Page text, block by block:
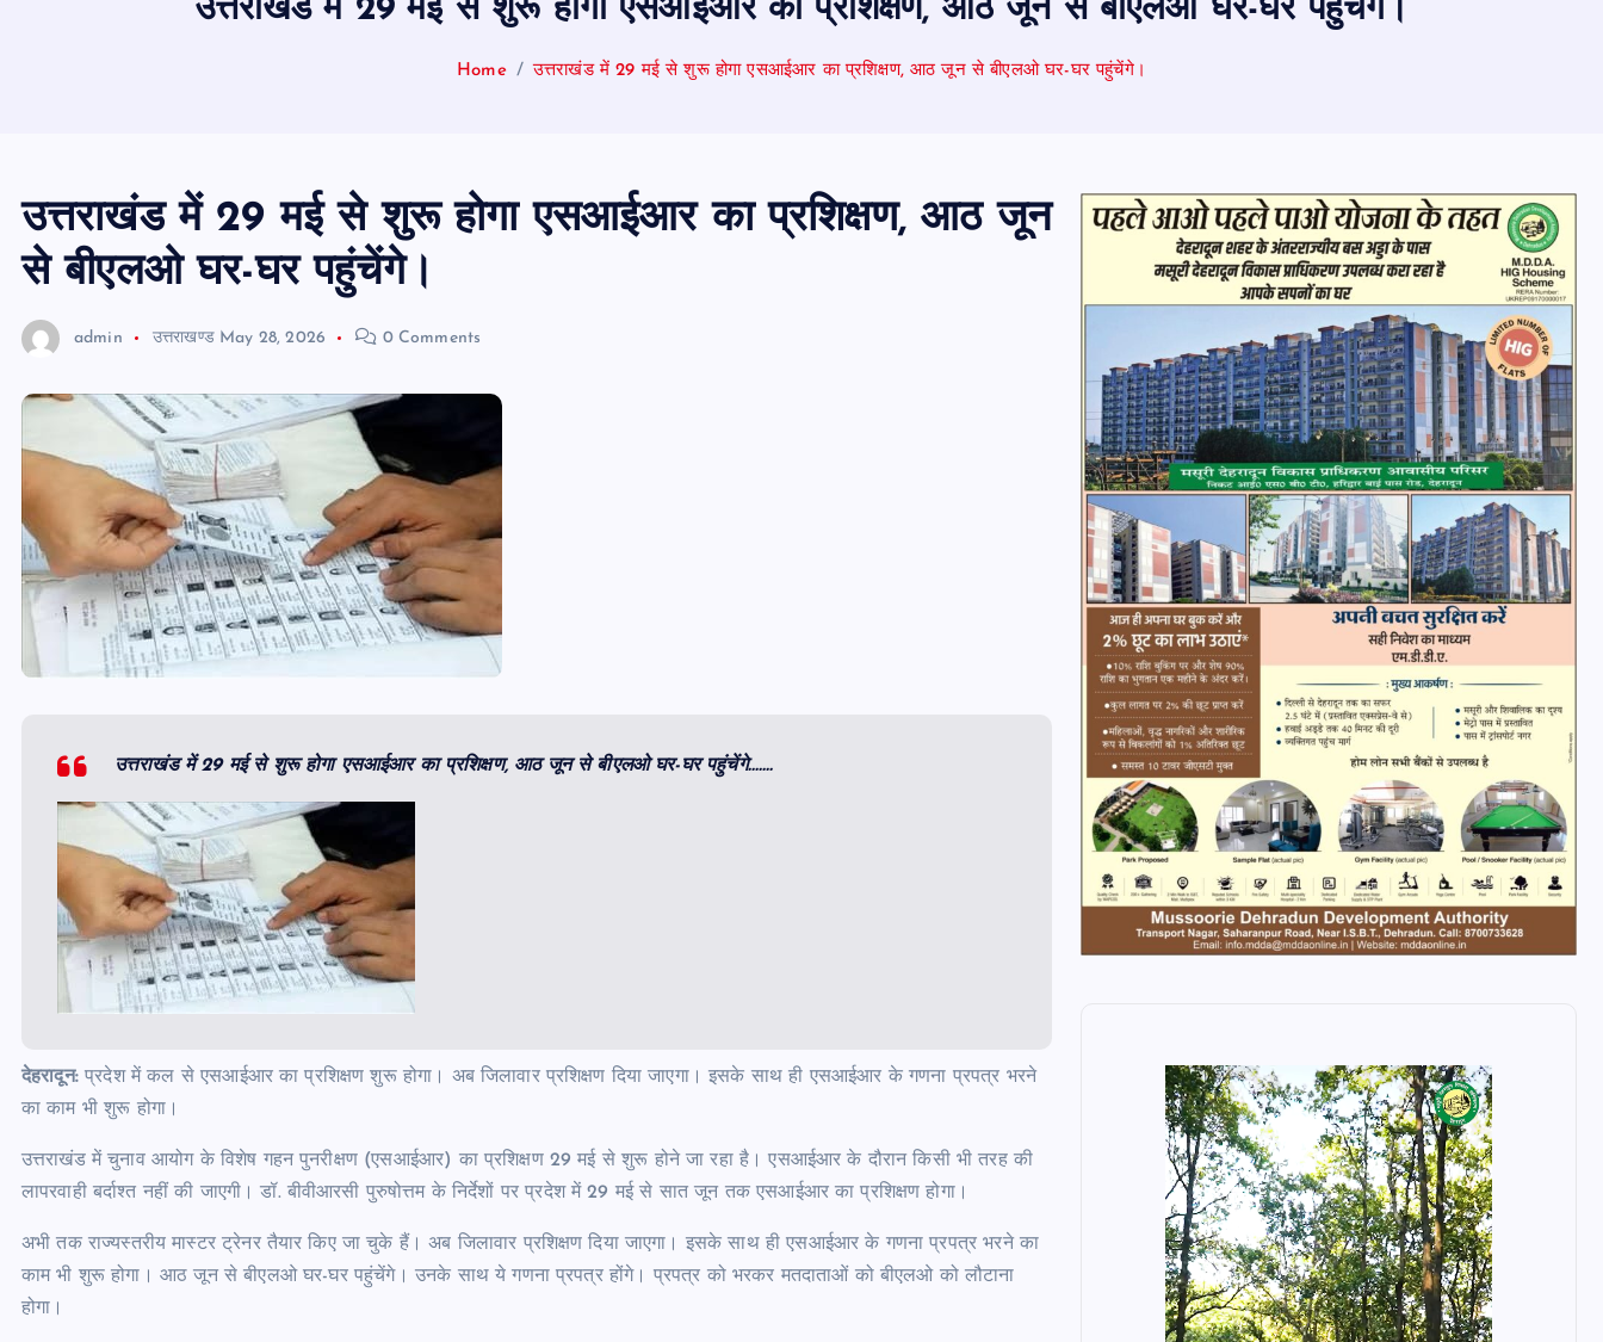
उत्तराखंड में 29 मई से शुरू होगा एसआईआर का प्रशिक्षण, आठ जून से बीएलओ घर-घर पहुंचेंगे।
Home उत्तराखंड में 29 मई से शुरू होगा एसआईआर का प्रशिक्षण, आठ जून से बीएलओ घर-घर पहुंचेंगे।
उत्तराखंड में 29 मई से शुरू होगा एसआईआर का प्रशिक्षण, आठ जून
से बीएलओ घर-घर पहुंचेंगे।
admin उत्तराखण्ड May 28, 2026 0 Comments
उत्तराखंड में 29 मई से शुरू होगा एसआईआर का प्रशिक्षण, आठ जून से बीएलओ घर-घर पहुंचेंगे…….
देहरादून:प्रदेश में कल से एसआईआर का प्रशिक्षण शुरू होगा। अब जिलावार प्रशिक्षण दिया जाएगा। इसके साथ ही एसआईआर के गणना प्रपत्र भरने
का काम भी शुरू होगा।
उत्तराखंड में चुनाव आयोग के विशेष गहन पुनरीक्षण (एसआईआर) का प्रशिक्षण 29 मई से शुरू होने जा रहा है। एसआईआर के दौरान किसी भी तरह की
लापरवाही बर्दाश्त नहीं की जाएगी। डॉ. बीवीआरसी पुरुषोत्तम के निर्देशों पर प्रदेश में 29 मई से सात जून तक एसआईआर का प्रशिक्षण होगा।
अभी तक राज्यस्तरीय मास्टर ट्रेनर तैयार किए जा चुके हैं। अब जिलावार प्रशिक्षण दिया जाएगा। इसके साथ ही एसआईआर के गणना प्रपत्र भरने का
काम भी शुरू होगा। आठ जून से बीएलओ घर-घर पहुंचेंगे। उनके साथ ये गणना प्रपत्र होंगे। प्रपत्र को भरकर मतदाताओं को बीएलओ को लौटाना
होगा।